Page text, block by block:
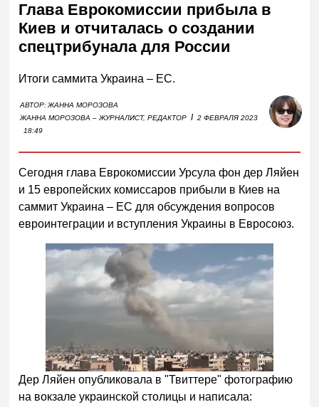
Глава Еврокомиссии прибыла в
Киев и отчиталась о создании
спецтрибунала для России
Итоги саммита Украина – ЕС.
АВТОР:ЖАННА МОРОЗОВА
ЖАННА МОРОЗОВА – ЖУРНАЛИСТ, РЕДАКТОР I 2 ФЕВРАЛЯ 2023
18:49
Сегодня глава Еврокомиссии Урсула фон дер Ляйен
и 15 европейских комиссаров прибыли в Киев на
саммит Украина – ЕС для обсуждения вопросов
евроинтеграции и вступления Украины в Евросоюз.
Дер Ляйен опубликовала в "Твиттере" фотографию
на вокзале украинской столицы и написала: